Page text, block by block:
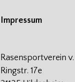
Impressum
Rasensportverein
Ringstr. 17e